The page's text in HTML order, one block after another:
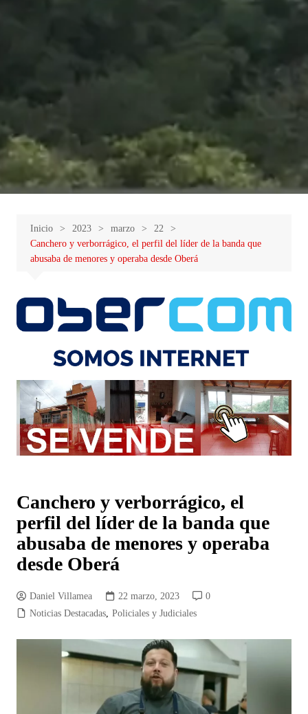
Inicio 2023 marzo
22
Canchero y verborrágico, el perfil del líder de la banda que
abusaba de menores y operaba desde Oberá
Canchero y verborrágico, el
perfil del líder de la banda que
abusaba de menores y operaba
desde Oberá
Daniel Villamea 22 marzo, 2023
0
Noticias Destacadas, Policiales y Judiciales